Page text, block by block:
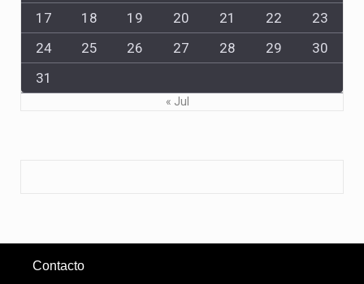
17
18 19 20 21 22
23
24
25 26 27 28 29
30
31
« Jul
Contacto